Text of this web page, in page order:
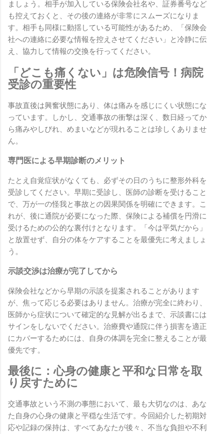
ましょう。相手が加入している保険会社名や、証券番号など
も控えておくと、その後の連絡が非常にスムーズになりま
す。相手も同様に動揺している可能性があるため、「保険会
社への連絡に必要な情報を控えさせてください」と冷静に伝
え、協力して情報の交換を行ってください。
「どこも痛くない」は危険信号！病院
受診の重要性
事故直後は興奮状態にあり、体は痛みを感じにくい状態にな
っています。しかし、交通事故の衝撃は深く、数日経ってか
ら痛みやしびれ、めまいなどが現れることは珍しくありませ
ん。
専門医による早期診断のメリット
たとえ自覚症状がなくても、必ずその日のうちに整形外科を
受診してください。早期に受診し、医師の診断を受けること
で、万が一の怪我と事故との因果関係を明確にできます。こ
れが、後に通院が必要になった際、保険による補償を円滑に
受けるための公的な裏付けとなります。「今は平気だから」
と放置せず、自分の体をケアすることを最優先に考えましょ
う。
示談交渉は治療が完了してから
保険会社などから早期の示談を提案されることがあります
が、焦って応じる必要はありません。治療が完全に終わり、
医師から症状について確定的な見解が出るまで、示談書には
サインをしないでください。治療費や通院に伴う損害を適正
にカバーするためには、自身の体調を完全に整えることが最
優先です。
最後に：心身の健康と平和な日常を取
り戻すために
交通事故という不測の事態において、最も大切なのは、あな
た自身の心身の健康と平穏な生活です。今回紹介した初期対
応や記録の保持は、すべてあなたが後々、不当な負担や不利